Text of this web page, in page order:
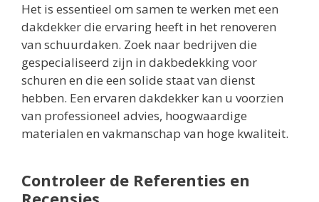
Het is essentieel om samen te werken met een
dakdekker die ervaring heeft in het renoveren
van schuurdaken. Zoek naar bedrijven die
gespecialiseerd zijn in dakbedekking voor
schuren en die een solide staat van dienst
hebben. Een ervaren dakdekker kan u voorzien
van professioneel advies, hoogwaardige
materialen en vakmanschap van hoge kwaliteit.
Controleer de Referenties en